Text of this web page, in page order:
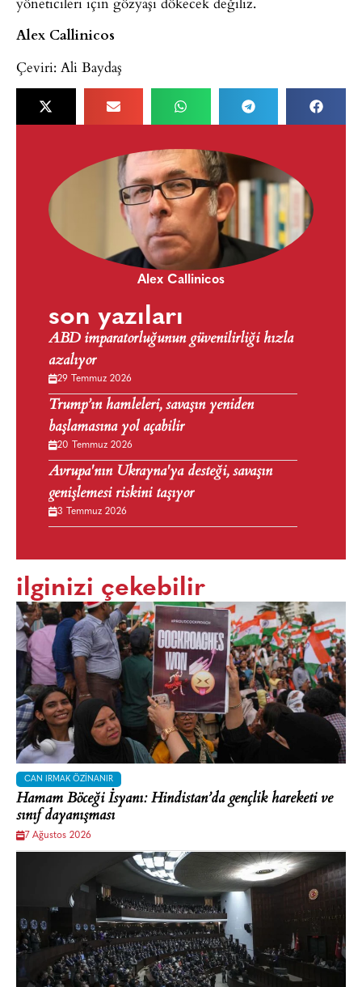
Alex Callinicos
Çeviri: Ali Baydaş
Alex Callinicos
son yazıları
ABD imparatorluğunun güvenilirliği hızla
azalıyor
29 Temmuz 2026
Trump’ın hamleleri, savaşın yeniden
başlamasına yol açabilir
20 Temmuz 2026
Avrupa'nın Ukrayna'ya desteği, savaşın
genişlemesi riskini taşıyor
3 Temmuz 2026
ilginizi çekebilir
CAN IRMAK ÖZINANIR
Hamam Böceği İsyanı: Hindistan’da gençlik hareketi ve
sınıf dayanışması
7 Ağustos 2026